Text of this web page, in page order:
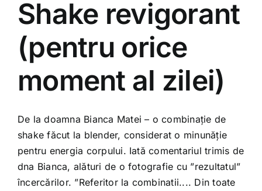
Tratamente naturale
Iubim fructele
Shake revigorant
(pentru orice
moment al zilei)
De la doamna Bianca Matei – o combinație de
shake făcut la blender, considerat o minunăție
pentru energia corpului. Iată comentariul trimis de
dna Bianca, alături de o fotografie cu ”rezultatul”
încercărilor. ”Referitor la combinatii.... Din toate